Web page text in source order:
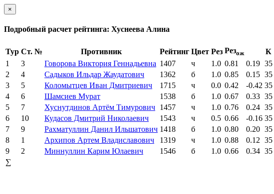
×
Подробный расчет рейтинга: Хуснеева Алина
Тур Ст. № Противник Рейтинг Цвет Рез Резож
К
1
3 Говорова Виктория Геннадьевна 1407 ч 1.0 0.81 0.19 35
2
4 Садыков Ильдар Жаудатович 1362 б 1.0 0.85 0.15 35
3
5 Коломытцев Иван Дмитриевич 1715 ч 0.0 0.42 -0.42 35
4
6 Шамсиев Мурат 1538 б 1.0 0.67 0.33 35
5
7 Хуснутдинов Артём Тимурович 1457 ч 1.0 0.76 0.24 35
6
10 Кудасов Дмитрий Николаевич 1543 ч 0.5 0.66 -0.16 35
7
9 Рахматуллин Данил Ильшатович 1418 б 1.0 0.80 0.20 35
8
1 Архипов Артем Владиславович 1319 ч 1.0 0.88 0.12 35
9
2 Миннуллин Карим Юлаевич 1546 б 1.0 0.66 0.34 35
∑